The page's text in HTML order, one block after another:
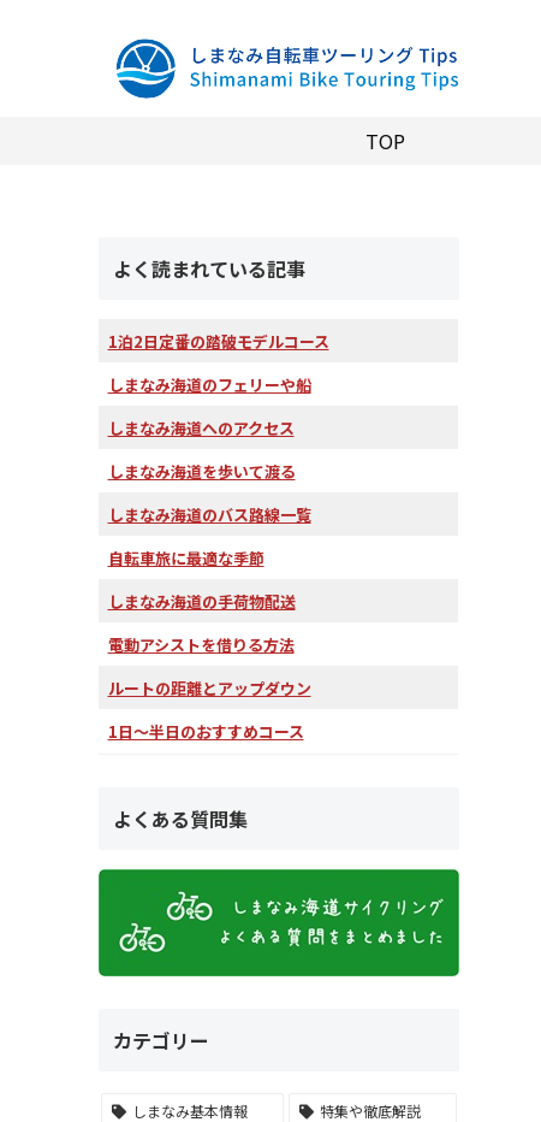
TOP
よく読まれている記事
1泊2日定番の踏破モデルコース
しまなみ海道のフェリーや船
しまなみ海道へのアクセス
しまなみ海道を歩いて渡る
しまなみ海道のバス路線一覧
自転車旅に最適な季節
しまなみ海道の手荷物配送
電動アシストを借りる方法
ルートの距離とアップダウン
1日～半日のおすすめコース
よくある質問集
カテゴリー
しまなみ基本情報
特集や徹底解説